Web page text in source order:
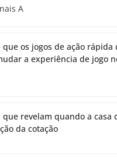
A
que os jogos de ação rápida
a experiência de jogo
que revelam quando a casa
da cotação